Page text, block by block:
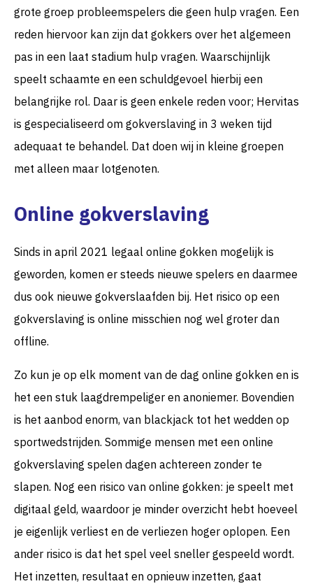
grote groep probleemspelers die geen hulp vragen. Een
reden hiervoor kan zijn dat gokkers over het algemeen
pas in een laat stadium hulp vragen. Waarschijnlijk
speelt schaamte en een schuldgevoel hierbij een
belangrijke rol. Daar is geen enkele reden voor; Hervitas
is gespecialiseerd om gokverslaving in 3 weken tijd
adequaat te behandel. Dat doen wij in kleine groepen
met alleen maar lotgenoten.
Online gokverslaving
Sinds in april 2021 legaal online gokken mogelijk is
geworden, komen er steeds nieuwe spelers en daarmee
dus ook nieuwe gokverslaafden bij. Het risico op een
gokverslaving is online misschien nog wel groter dan
offline.
Zo kun je op elk moment van de dag online gokken en is
het een stuk laagdrempeliger en anoniemer. Bovendien
is het aanbod enorm, van blackjack tot het wedden op
sportwedstrijden. Sommige mensen met een online
gokverslaving spelen dagen achtereen zonder te
slapen. Nog een risico van online gokken: je speelt met
digitaal geld, waardoor je minder overzicht hebt hoeveel
je eigenlijk verliest en de verliezen hoger oplopen. Een
ander risico is dat het spel veel sneller gespeeld wordt.
Het inzetten, resultaat en opnieuw inzetten, gaat